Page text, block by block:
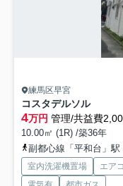
練馬区早宮
コスタデルソル
4万円 管理/共益費
10.00㎡ (1R) /築36年
副都心線「平和台」駅
室内洗濯機置場 エア